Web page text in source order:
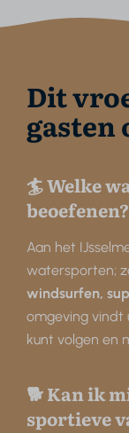
Dit
gasten
🏄 Welke
beoefenen?
Aan het
watersporten;
windsurfen,
omgeving vindt
kunt volgen en
🐕 Kan ik
sportieve